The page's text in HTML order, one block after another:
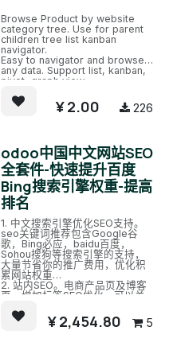
Browse Product by website
category tree. Use for parent
children tree list kanban
navigator.
Easy to navigator and browse
any data. Support list, kanban,
pivot, graph view.
Tree.Parent Children relation
¥2.00 226
odoo中国中文网站SEO
全套件-快速提升百度
Bing搜索引擎权重-提高
排名
1. 中文搜索引擎优化SEO支持。
seo关键词推荐包含Google谷
歌，Bing必应，baidu百度，
Sohou搜狗等搜索引擎的支持，
大量节省你的推广费用，优化积
累网站权重
2. 站内SEO。电商产品页及博客
页，增加标签SEO优化，可以关
3. Bing必应专属优化。网站认证
及通过Bing站长API提交url网页、
¥2,454.80 5